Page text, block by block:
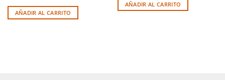
AÑADIR AL CARRITO
AÑADIR AL CARRITO